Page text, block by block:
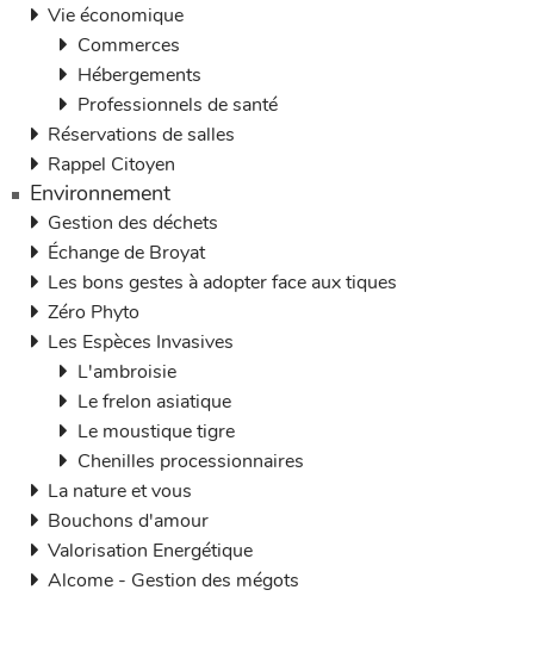
Vie économique
Commerces
Hébergements
Professionnels de santé
Réservations de salles
Rappel Citoyen
Environnement
Gestion des déchets
Échange de Broyat
Les bons gestes à adopter face aux tiques
Zéro Phyto
Les Espèces Invasives
L'ambroisie
Le frelon asiatique
Le moustique tigre
Chenilles processionnaires
La nature et vous
Bouchons d'amour
Valorisation Energétique
Alcome - Gestion des mégots